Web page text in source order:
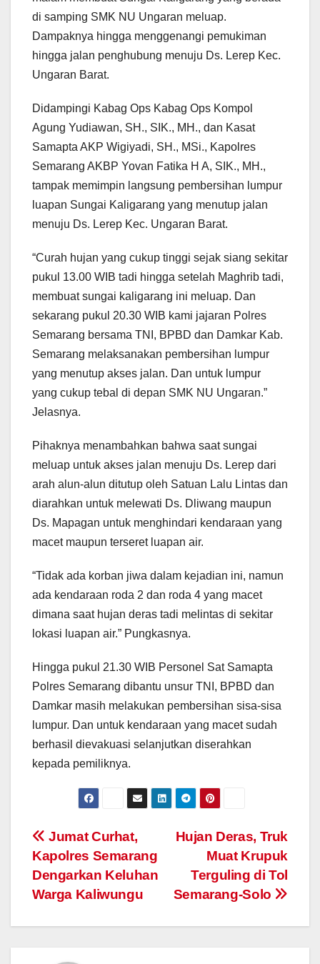
di samping SMK NU Ungaran meluap.
Dampaknya hingga menggenangi pemukiman
hingga jalan penghubung menuju Ds. Lerep Kec.
Ungaran Barat.
Didampingi Kabag Ops Kabag Ops Kompol
Agung Yudiawan, SH., SIK., MH., dan Kasat
Samapta AKP Wigiyadi, SH., MSi., Kapolres
Semarang AKBP Yovan Fatika H A, SIK., MH.,
tampak memimpin langsung pembersihan lumpur
luapan Sungai Kaligarang yang menutup jalan
menuju Ds. Lerep Kec. Ungaran Barat.
“Curah hujan yang cukup tinggi sejak siang sekitar
pukul 13.00 WIB tadi hingga setelah Maghrib tadi,
membuat sungai kaligarang ini meluap. Dan
sekarang pukul 20.30 WIB kami jajaran Polres
Semarang bersama TNI, BPBD dan Damkar Kab.
Semarang melaksanakan pembersihan lumpur
yang menutup akses jalan. Dan untuk lumpur
yang cukup tebal di depan SMK NU Ungaran.”
Jelasnya.
Pihaknya menambahkan bahwa saat sungai
meluap untuk akses jalan menuju Ds. Lerep dari
arah alun-alun ditutup oleh Satuan Lalu Lintas dan
diarahkan untuk melewati Ds. Dliwang maupun
Ds. Mapagan untuk menghindari kendaraan yang
macet maupun terseret luapan air.
“Tidak ada korban jiwa dalam kejadian ini, namun
ada kendaraan roda 2 dan roda 4 yang macet
dimana saat hujan deras tadi melintas di sekitar
lokasi luapan air.” Pungkasnya.
Hingga pukul 21.30 WIB Personel Sat Samapta
Polres Semarang dibantu unsur TNI, BPBD dan
Damkar masih melakukan pembersihan sisa-sisa
lumpur. Dan untuk kendaraan yang macet sudah
berhasil dievakuasi selanjutkan diserahkan
kepada pemiliknya.
Post
navigation
Hujan Deras, Truk
Muat Krupuk
Terguling di Tol
Semarang-Solo
Jumat Curhat,
Kapolres Semarang
Dengarkan Keluhan
Warga Kaliwungu